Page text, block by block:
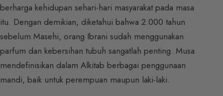
berharga kehidupan sehari-hari masyarakat pada masa
itu. Dengan demikian, diketahui bahwa 2.000 tahun
sebelum Masehi, orang Ibrani sudah menggunakan
parfum dan kebersihan tubuh sangatlah penting. Musa
mendefinisikan dalam Alkitab berbagai penggunaan
mandi, baik untuk perempuan maupun laki-laki.